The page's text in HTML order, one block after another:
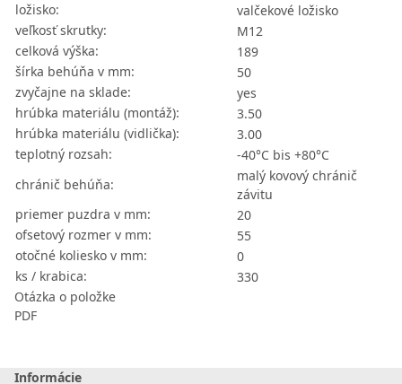
ložisko:
valčekové ložisko
veľkosť skrutky:
M12
celková výška:
189
šírka behúňa v mm:
50
zvyčajne na sklade:
yes
hrúbka materiálu (montáž):
3.50
hrúbka materiálu (vidlička):
3.00
teplotný rozsah:
-40°C bis +80°C
chránič behúňa:
malý kovový chránič
závitu
priemer puzdra v mm:
20
ofsetový rozmer v mm:
55
otočné koliesko v mm:
0
ks / krabica:
330
Otázka o položke
PDF
Informácie